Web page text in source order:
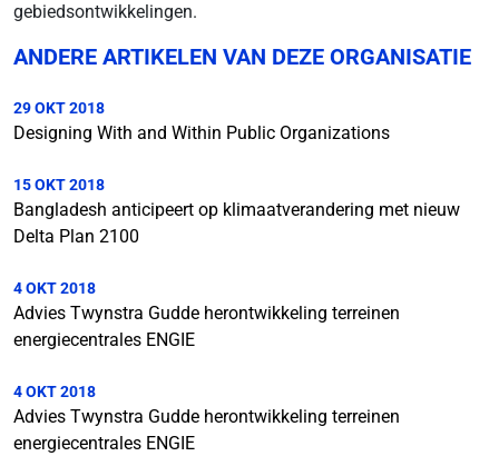
gebiedsontwikkelingen.
ANDERE ARTIKELEN VAN DEZE ORGANISATIE
29 OKT 2018
Designing With and Within Public Organizations
15 OKT 2018
Bangladesh anticipeert op klimaatverandering met nieuw
Delta Plan 2100
4 OKT 2018
Advies Twynstra Gudde herontwikkeling terreinen
energiecentrales ENGIE
4 OKT 2018
Advies Twynstra Gudde herontwikkeling terreinen
energiecentrales ENGIE